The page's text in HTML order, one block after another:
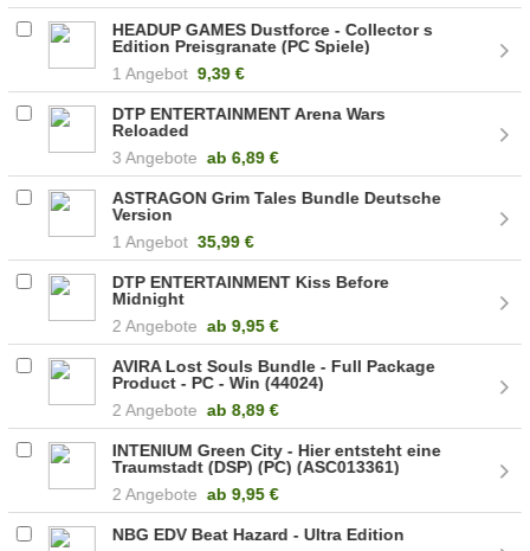
HEADUP GAMES Dustforce - Collector s
Edition Preisgranate (PC Spiele)
1 Angebot 9,39 €
DTP ENTERTAINMENT Arena Wars
Reloaded
3 Angebote ab 6,89 €
ASTRAGON Grim Tales Bundle Deutsche
Version
1 Angebot 35,99 €
DTP ENTERTAINMENT Kiss Before
Midnight
2 Angebote ab 9,95 €
AVIRA Lost Souls Bundle - Full Package
Product - PC - Win (44024)
2 Angebote ab 8,89 €
INTENIUM Green City - Hier entsteht eine
Traumstadt (DSP) (PC) (ASC013361)
2 Angebote ab 9,95 €
NBG EDV Beat Hazard - Ultra Edition